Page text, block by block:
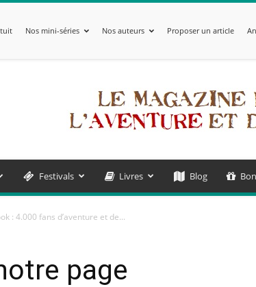
Nos mini-séries Nos auteurs Proposer un article
Festivals Livres Blog
: 4.000 fans d’aventure et de...
page